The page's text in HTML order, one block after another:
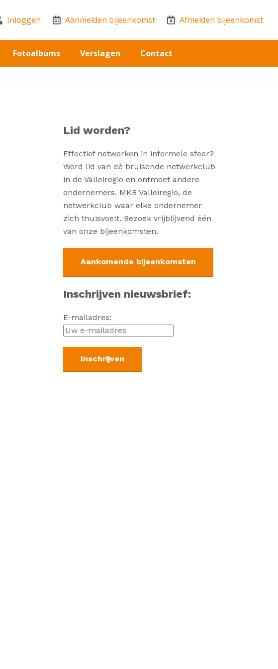
Inloggen Aanmelden bijeenkomst Afmelden bijeenkomst
Fotoalbums Verslagen Contact
Lid worden?
Effectief netwerken in informele sfeer?
Word lid van dè bruisende netwerkclub
in de Valleiregio en ontmoet andere
ondernemers. MKB Valleiregio, de
netwerkclub waar elke ondernemer
zich thuisvoelt. Bezoek vrijblijvend één
van onze bijeenkomsten.
Aankomende bijeenkomsten
Inschrijven nieuwsbrief:
E-mailadres: